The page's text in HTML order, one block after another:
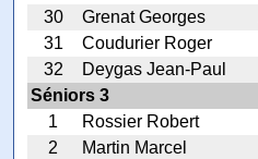
30
Grenat Georges
31
Coudurier Roger
32
Deygas Jean-Paul
Séniors 3
1
Rossier Robert
2
Martin Marcel